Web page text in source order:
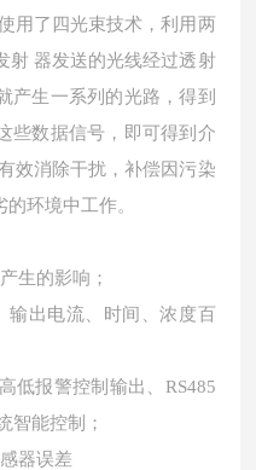
用了四光束技术，利用两
射 器发送的光线经过透射
产生一系列的光路，得到
些数据信号，即可得到介
效消除干扰，补偿因污染
环境中工作。
生的影响；
输出电流、时间、浓度百
低报警控制输出、RS485
智能控制；
器误差